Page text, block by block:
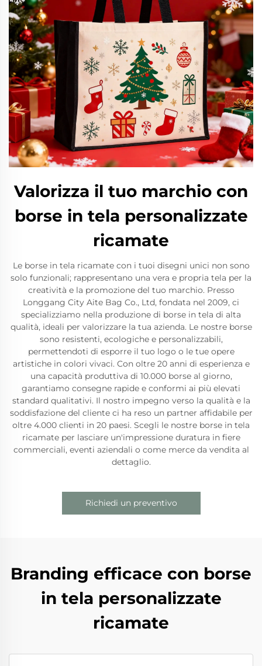
Valorizza il tuo marchio con
borse in tela personalizzate
ricamate
Le borse in tela ricamate con i tuoi disegni unici non sono
solo funzionali; rappresentano una vera e propria tela per la
creatività e la promozione del tuo marchio. Presso
Longgang City Aite Bag Co., Ltd, fondata nel 2009, ci
specializziamo nella produzione di borse in tela di alta
qualità, ideali per valorizzare la tua azienda. Le nostre borse
sono resistenti, ecologiche e personalizzabili,
permettendoti di esporre il tuo logo o le tue opere
artistiche in colori vivaci. Con oltre 20 anni di esperienza e
una capacità produttiva di 10.000 borse al giorno,
garantiamo consegne rapide e conformi ai più elevati
standard qualitativi. Il nostro impegno verso la qualità e la
soddisfazione del cliente ci ha reso un partner affidabile per
oltre 4.000 clienti in 20 paesi. Scegli le nostre borse in tela
ricamate per lasciare un'impressione duratura in fiere
commerciali, eventi aziendali o come merce da vendita al
dettaglio.
Richiedi un preventivo
Branding efficace con borse
in tela personalizzate
ricamate